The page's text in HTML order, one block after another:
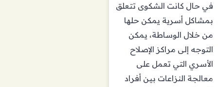
في حال كانت الشكوى تتعلق
بمشاكل أسرية يمكن حلها
من خلال الوساطة، يمكن
التوجه إلى مراكز الإصلاح
الأسري التي تعمل على
معالجة النزاعات بين أفراد